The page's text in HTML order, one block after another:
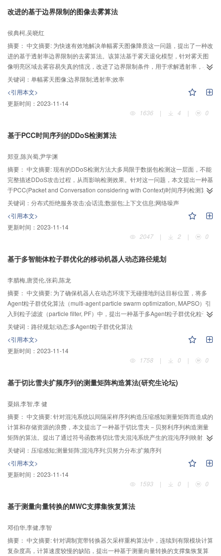
改进的基于边界限制的图像去雾算法
侯典柯,吴晓红
摘要： 中文摘要: 为快速有效地解决单幅雾天图像降质这一问题，提出了一种改
进的基于透射率边界限制的去雾算法。该算法基于雾天退化模型，针对雾天图
像明亮区域去雾容易失真的情况，改进了边界限制条件，用于求解透射率，在
进行透射率优化时采用了一种效果更佳的彩色图转灰度图算法。实验结果表明
该改进算法有效可行，尤其在明亮区域也可以取得很自然的去雾效果，在效率
上较其他算法也有较大提升。
关键词： 单幅雾天图像;边界限制;透射率;效率
<引用本文>
更新时间： 2023-11-14
1636
| 4 | 0
基于PCC时间序列的DDoS检测算法
郑亚,陈兴蜀,尹学渊
摘要： 中文摘要: 现有的DDoS检测方法大多局限于数据包检测这一层面，不能
完整描述DDoS攻击过程，从而影响检测效果。针对这一问题，本文提出一种基
于PCC(Packet and Conversation considering with Context)时间序列检测算
法，从数据包级和会话流级进行分析，能更加全面地描述DDoS攻击过程；同时
考虑前后数据的关联性，融合上下文信息，采用支持向量机（SVM）分类器建
立DDoS攻击检测模型；最后提出一种可信报警策略进一步消除噪声和误分类带
来的影响。实验结果显示，该方法能够有效检测DDoS攻击，减小网络流量噪声
关键词： 分布式拒绝服务攻击;会话流;数据包;上下文信息;网络噪声
<引用本文>
更新时间： 2023-11-14
2047
| 2 | 0
基于多智能体粒子群优化的移动机器人动态路径规划
李腊梅,唐贤伦,张莉,陈龙
摘要： 中文摘要: 为了确保机器人在动态环境下无碰撞地到达目标位置，将多
Agent粒子群优化算法（multi-agent particle swarm optimization, MAPSO）引
入到粒子滤波（particle filter, PF）中，提出一种基于多Agent粒子群优化粒子滤
波算法（multi-agent particle swarm optimized particle filter, MAPSOPF）的路
径规划方法。通过多Agent系统的竞争、协作机制，调整MAPSOPF中粒子的提
议分布，更新预估粒子的位置。与PSOPF算法相比较，该算法的迭代步数减少
了50%~60%，计算时间复杂度降低了5%~50%。与改进的遗传算法相比较，
MAPSOPF算法的计算时间复杂度降低了95%。三种算法中，MAPSOPF可近似
划。
关键词： 路径规划;动态;多Agent粒子群优化算法
<引用本文>
更新时间： 2023-11-14
1758
| 0 | 0
基于切比雪夫扩频序列的测量矩阵构造算法(研究生论坛)
粟娟,李智,李 健
摘要： 中文摘要: 针对混沌系统以间隔采样序列构造压缩感知测量矩阵而造成的
计算和存储资源的浪费，本文提出了一种基于切比雪夫－贝努利序列构造测量
矩阵的算法。提出了通过符号函数将切比雪夫混沌系统产生的混沌序列映射为
其扩频序列，并证明了其扩频序列服从贝努利分布特性，进一步提出由其扩频
序列构造压缩感知测量矩阵的方法。实验仿真表明，该测量矩阵与随机矩阵、
混沌矩阵相比具有同样的重构性能，对于红外图像的重构，本方法具有更好的
重构性能。
关键词： 压缩感知;测量矩阵;混沌序列;贝努力分布;扩频序列
<引用本文>
更新时间： 2023-11-14
1593
| 0 | 0
基于测量向量转换的MWC支撑集恢复算法
邓伯华,李健,李智
摘要： 中文摘要: 针对调制宽带转换器欠采样重构算法中，连续到有限模块计算
复杂度高，计算速度较慢的缺陷，提出一种基于测量向量转换的支撑集恢复算